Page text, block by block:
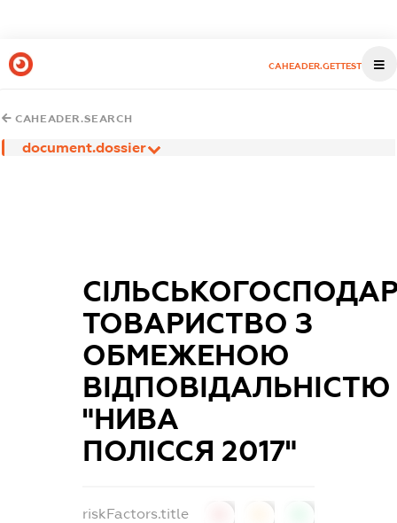
CAHEADER.GETTEST
CAHEADER.SEARCH
document.dossier
ТОВАРИСТВО З
ОБМЕЖЕНОЮ
ВІДПОВІДАЛЬНІСТЮ
"НИВА
ПОЛІССЯ 2017"
riskFactors.title